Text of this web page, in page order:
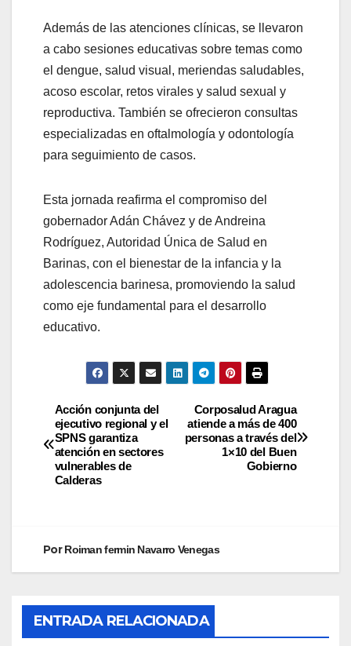
Además de las atenciones clínicas, se llevaron
a cabo sesiones educativas sobre temas como
el dengue, salud visual, meriendas saludables,
acoso escolar, retos virales y salud sexual y
reproductiva. También se ofrecieron consultas
especializadas en oftalmología y odontología
para seguimiento de casos.
Esta jornada reafirma el compromiso del
gobernador Adán Chávez y de Andreina
Rodríguez, Autoridad Única de Salud en
Barinas, con el bienestar de la infancia y la
adolescencia barinesa, promoviendo la salud
como eje fundamental para el desarrollo
educativo.
Corposalud Aragua
atiende a más de 400
personas a través del
1×10 del Buen
Gobierno
Acción conjunta del
ejecutivo regional y el
SPNS garantiza
atención en sectores
vulnerables de
Calderas
PorRoiman fermin Navarro Venegas
ENTRADA RELACIONADA